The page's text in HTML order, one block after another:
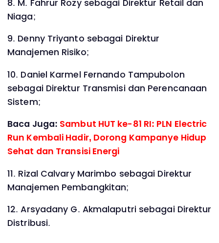
8. M. Fahrur Rozy sebagai Direktur Retail dan
Niaga;
9. Denny Triyanto sebagai Direktur
Manajemen Risiko;
10. Daniel Karmel Fernando Tampubolon
sebagai Direktur Transmisi dan Perencanaan
Sistem;
Baca Juga: Sambut HUT ke-81 RI: PLN Electric
Run Kembali Hadir, Dorong Kampanye Hidup
Sehat dan Transisi Energi
11. Rizal Calvary Marimbo sebagai Direktur
Manajemen Pembangkitan;
12. Arsyadany G. Akmalaputri sebagai Direktur
Distribusi.